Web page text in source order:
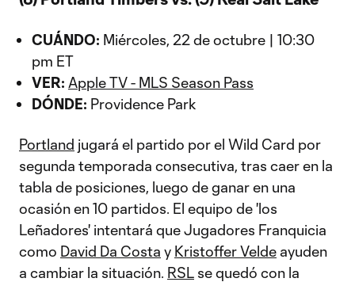
CUÁNDO: Miércoles, 22 de octubre | 10:30
pm ET
VER: Apple TV - MLS Season Pass
DÓNDE: Providence Park
Portland jugará el partido por el Wild Card por
segunda temporada consecutiva, tras caer en la
tabla de posiciones, luego de ganar en una
ocasión en 10 partidos. El equipo de 'los
Leñadores' intentará que Jugadores Franquicia
como David Da Costa y Kristoffer Velde ayuden
a cambiar la situación. RSL se quedó con la